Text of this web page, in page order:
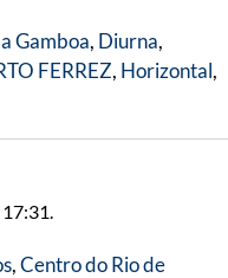
Gamboa, Diurna,
FERREZ, Horizontal,
,Centro do Rio de